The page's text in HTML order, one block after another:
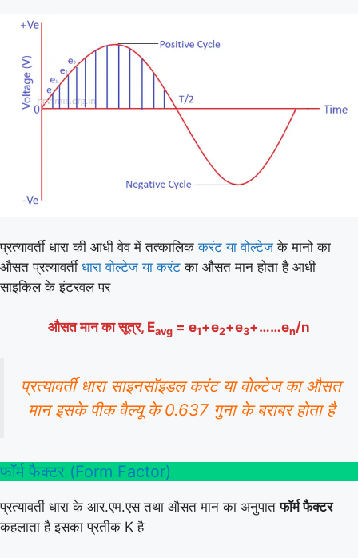
प्रत्यावर्ती धारा की आधी वेव में तत्कालिककरंट या वोल्टेज के मानो का
औसत प्रत्यावर्ती धारा वोल्टेज या करंट का औसत मान होता है आधी
साइकिल के इंटरवल पर
औसत मान कासूत्र, Eavg = e1+e2+e3+……en/n
प्रत्यावर्ती धारा साइनसॉइडल करंट या वोल्टेज का औसत
मान इसके पीक वैल्यू के 0.637 गुना के बराबर होता है
फॉर्म फैक्टर (Form Factor)
प्रत्यावर्ती धारा के आर.एम.एस तथा औसत मान का अनुपातफॉर्म फैक्टर
कहलाता है इसका प्रतीक K है